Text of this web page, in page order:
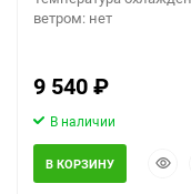
ветром: нет
9 540₽
В наличии
В КОРЗИНУ